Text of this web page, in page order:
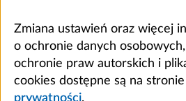
Zmiana ustawień oraz więcej
o ochronie danych osobowych,
ochronie praw autorskich i
cookies dostępne są na stronie
prywatności.